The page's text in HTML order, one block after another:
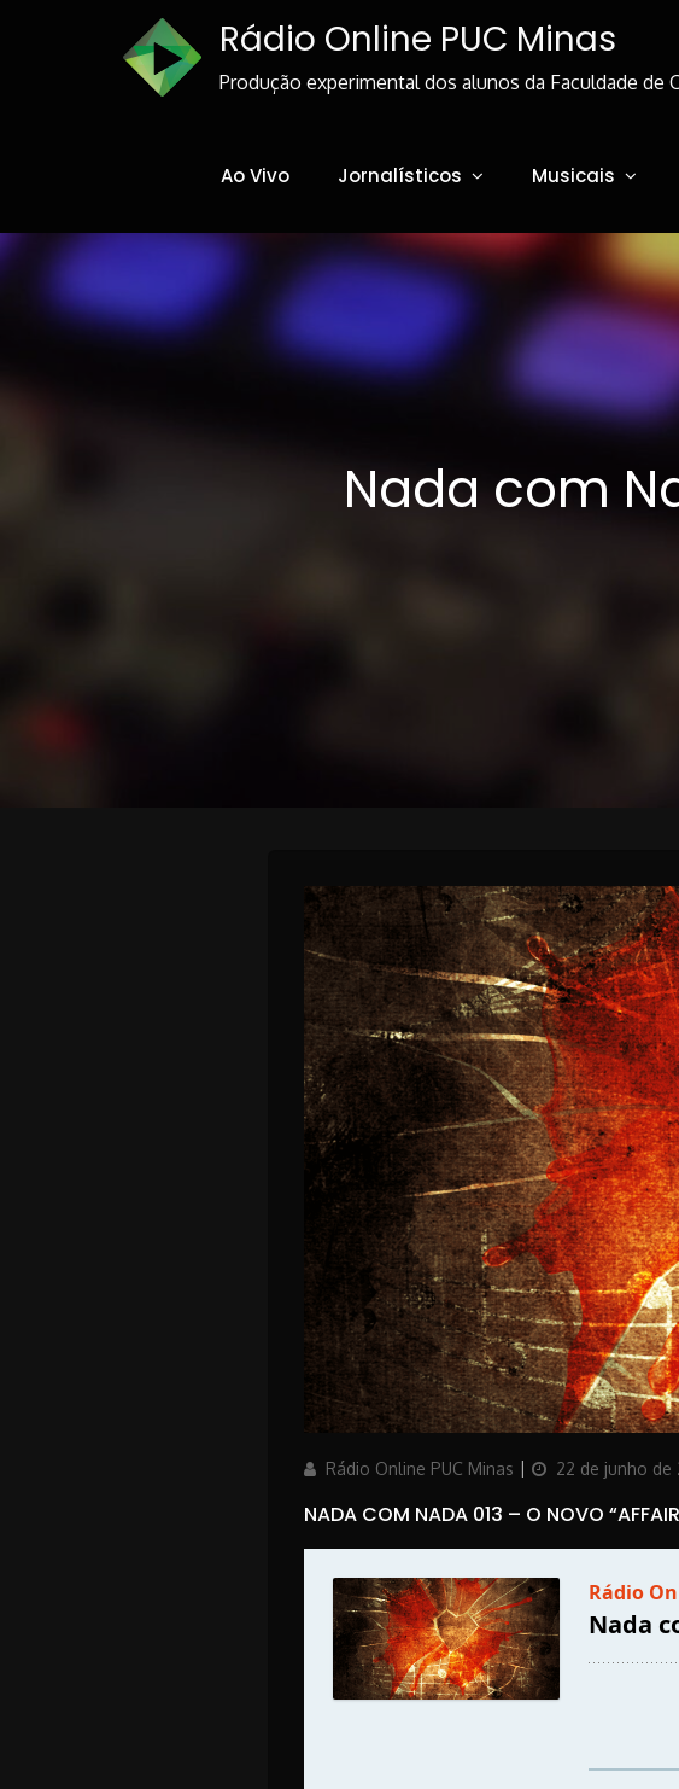
Rádio Online PUC Minas
Produção experimental dos alunos da Faculdade de
Ao Vivo Jornalísticos Musicais
Nada com
AuthorRádio Online PUC Minas
Posted22 de junho de
NADA COM NADA 013 – O NOVO